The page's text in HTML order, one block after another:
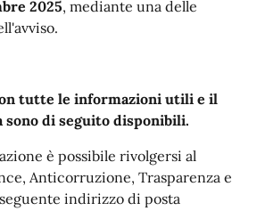
2025, mediante una delle
tutte le informazioni utili e il
sono di seguito disponibili.
è possibile rivolgersi al
Anticorruzione, Trasparenza e
indirizzo di posta